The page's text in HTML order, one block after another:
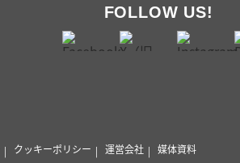
FOLLOW US!
クッキーポリシー 運営会社 媒体資料